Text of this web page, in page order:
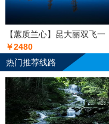
【蕙质兰心】昆大丽双飞一
￥2480
热门推荐线路